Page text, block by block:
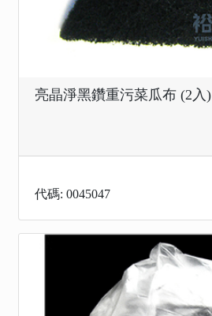
亮晶淨黑鑽重污菜瓜布 (2入)
代碼: 0045047